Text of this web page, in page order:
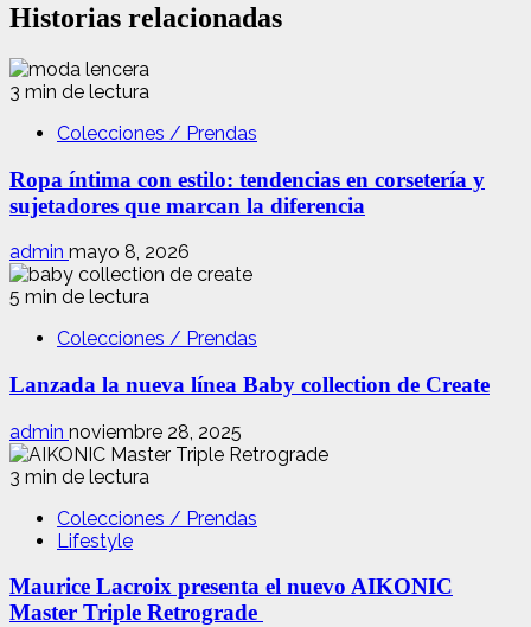
Historias relacionadas
3 min de lectura
Colecciones / Prendas
Ropa íntima con estilo: tendencias en corsetería y
sujetadores que marcan la diferencia
admin mayo 8, 2026
5 min de lectura
Colecciones / Prendas
Lanzada la nueva línea Baby collection de Create
admin noviembre 28, 2025
3 min de lectura
Colecciones / Prendas
Lifestyle
Maurice Lacroix presenta el nuevo AIKONIC
Master Triple Retrograde